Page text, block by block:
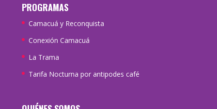
PROGRAMAS
Camacuá y Reconquista
Conexión Camacuá
La Trama
Tarifa Nocturna por antipodes café